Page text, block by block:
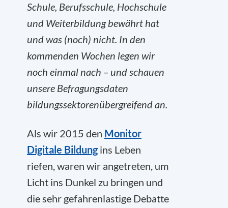
Schule, Berufsschule, Hochschule
und Weiterbildung bewährt hat
und was (noch) nicht. In den
kommenden Wochen legen wir
noch einmal nach – und schauen
unsere Befragungsdaten
bildungssektorenübergreifend an.
Als wir 2015 den Monitor
Digitale Bildungins Leben
riefen, waren wir angetreten, um
Licht ins Dunkel zu bringen und
die sehr gefahrenlastige Debatte